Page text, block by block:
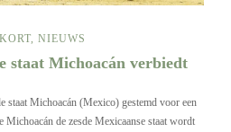
KORT NIEUWS
staat Michoacán verbiedt
staat Michoacán (Mexico) gestemd voor een
Michoacán de zesde Mexicaanse staat wordt